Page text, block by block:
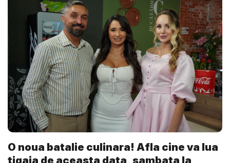
O noua batalie culinara! Afla cine va lua
tigaia de aceasta data, sambata la